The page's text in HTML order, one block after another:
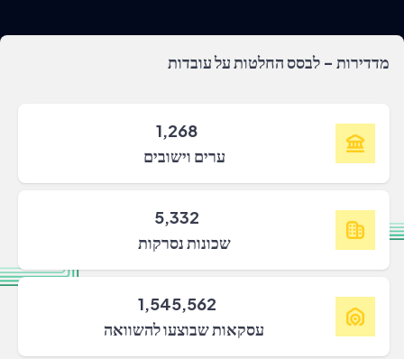
מדדירות - לבסס החלטות על עובדות
1,268
ערים וישובים
5,332
שכונות נסרקות
1,545,562
עסקאות שבוצעו להשוואה